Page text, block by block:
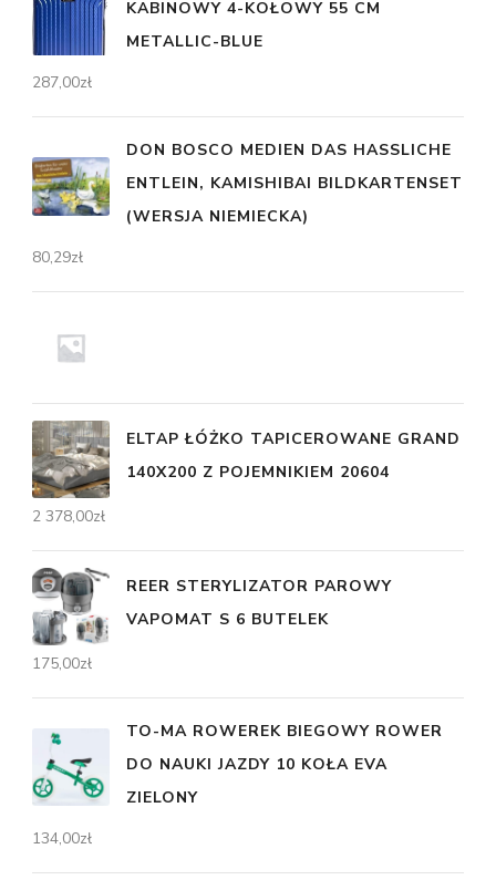
KABINOWY 4-KOŁOWY 55 CM
METALLIC-BLUE
287,00zł
DON BOSCO MEDIEN DAS HASSLICHE
ENTLEIN, KAMISHIBAI BILDKARTENSET
(WERSJA NIEMIECKA)
80,29zł
ELTAP ŁÓŻKO TAPICEROWANE GRAND
140X200 Z POJEMNIKIEM 20604
2 378,00zł
REER STERYLIZATOR PAROWY
VAPOMAT S 6 BUTELEK
175,00zł
TO-MA ROWEREK BIEGOWY ROWER
DO NAUKI JAZDY 10 KOŁA EVA
ZIELONY
134,00zł